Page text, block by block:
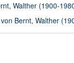
Walther (1900-
Bernt, Walther